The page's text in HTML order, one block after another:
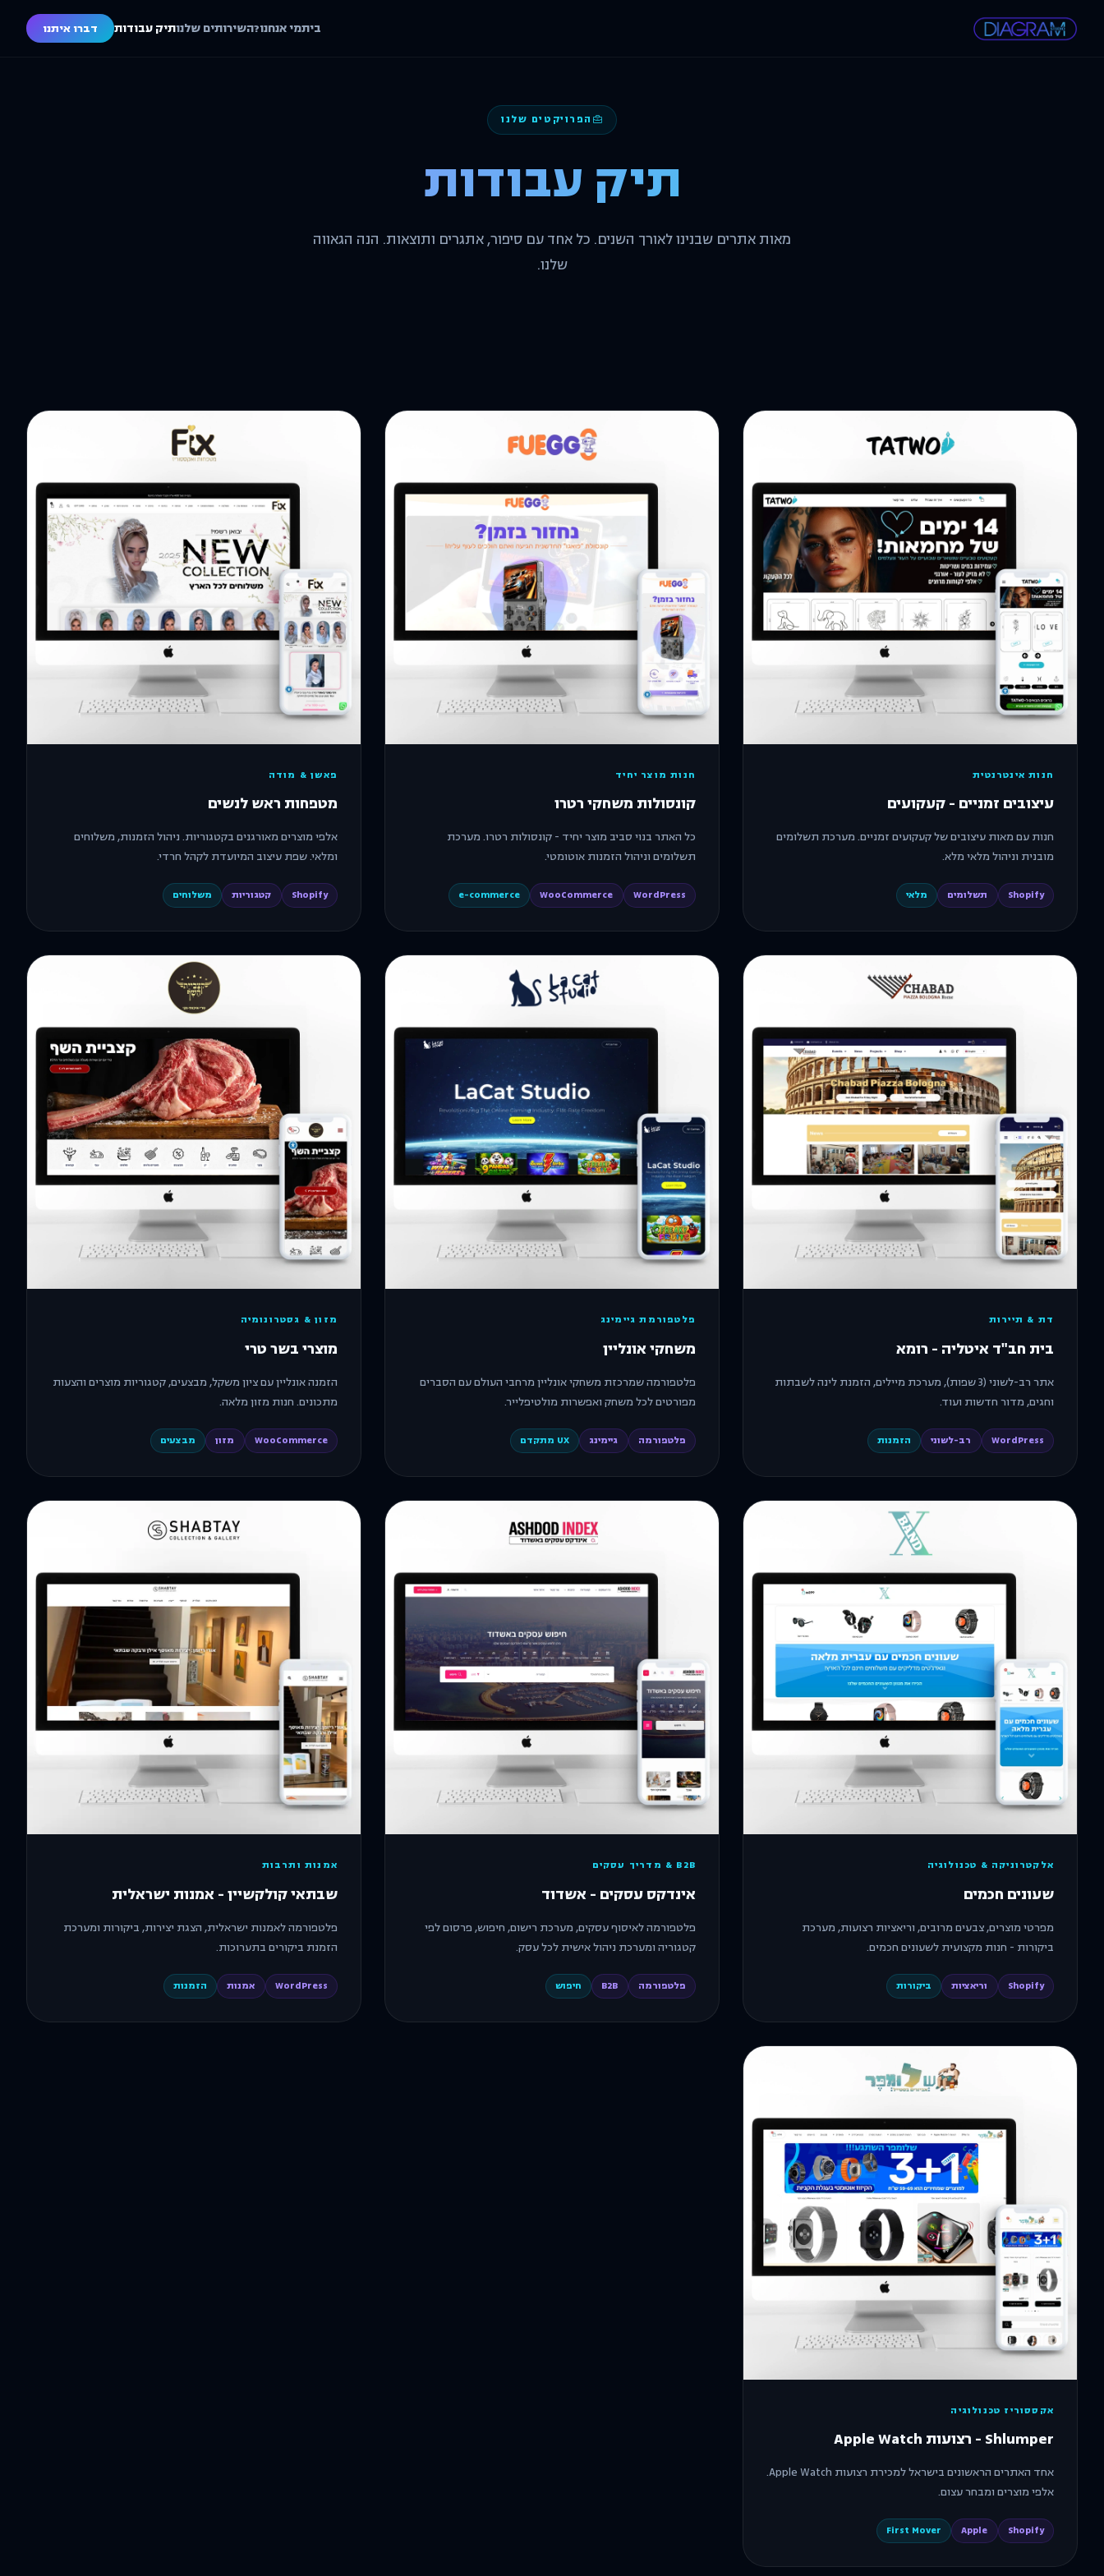
ביתמי אנחנו?השירותים שלנותיק עבודות דברו איתנו
הפרויקטים שלנו
תיק עבודות
מאות אתרים שבנינו לאורך השנים. כל אחד עם סיפור, אתגרים ותוצאות. הנה הגאווה
שלנו.
חנות אינטרנטית
עיצובים זמניים - קעקועים
חנות עם מאות עיצובים של קעקועים זמניים. מערכת תשלומים
מובנית וניהול מלאי מלא.
Shopify תשלומים מלאי
חנות מוצר יחיד
קונסולות משחקי רטרו
כל האתר בנוי סביב מוצר יחיד - קונסולות רטרו. מערכת
תשלומים וניהול הזמנות אוטומטי.
WordPress
WooCommerce
e-commerce
פאשן & מודה
מטפחות ראש לנשים
אלפי מוצרים מאורגנים בקטגוריות. ניהול הזמנות, משלוחים
ומלאי. שפת עיצוב המיועדת לקהל חרדי.
Shopify קטגוריות משלוחים
דת & תיירות
בית חב"ד איטליה - רומא
אתר רב-לשוני (3 שפות), מערכת מיילים, הזמנת לינה לשבתות
וחגים, מדור חדשות ועוד.
WordPress רב-לשוני הזמנות
פלטפורמת גיימינג
משחקי אונליין
פלטפורמה שמרכזת משחקי אונליין מרחבי העולם עם הסברים
מפורטים לכל משחק ואפשרות מולטיפלייר.
פלטפורמה גיימינג UX מתקדם
מזון & גסטרונומיה
מוצרי בשר טרי
הזמנה אונליין עם ציון משקל, מבצעים, קטגוריות מוצרים והצעות
מתכונים. חנות מזון מלאה.
WooCommerce מזון מבצעים
אלקטרוניקה & טכנולוגיה
שעונים חכמים
מפרטי מוצרים, צבעים מרובים, וריאציות רצועות, מערכת
ביקורות - חנות מקצועית לשעונים חכמים.
Shopify וריאציות ביקורות
B2B & מדריך עסקים
אינדקס עסקים - אשדוד
פלטפורמה לאיסוף עסקים, מערכת רישום, חיפוש, פרסום לפי
קטגוריה ומערכת ניהול אישית לכל עסק.
פלטפורמה B2B חיפוש
אמנות ותרבות
שבתאי קולקשיין - אמנות ישראלית
פלטפורמה לאמנות ישראלית, הצגת יצירות, ביקורות ומערכת
הזמנת ביקורים בתערוכות.
WordPress אמנות הזמנות
אקססוריז טכנולוגיה
Shlumper - רצועות Apple Watch
אחד האתרים הראשונים בישראל למכירת רצועות Apple Watch.
אלפי מוצרים ומבחר עצום.
Shopify
Apple
First Mover